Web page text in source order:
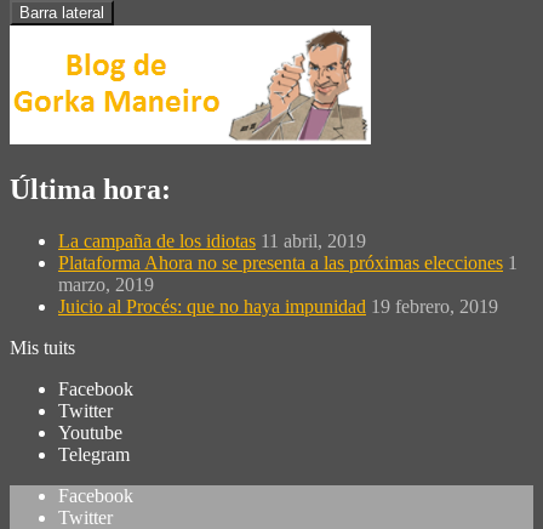
Barra lateral
Última hora:
La campaña de los idiotas 11 abril, 2019
Plataforma Ahora no se presenta a las próximas elecciones 1
marzo, 2019
Juicio al Procés: que no haya impunidad 19 febrero, 2019
Mis tuits
Facebook
Twitter
Youtube
Telegram
Facebook
Twitter